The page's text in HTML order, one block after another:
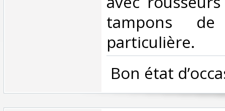
tampons de
particulière.‎
Bon état